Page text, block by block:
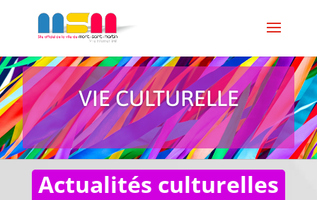
VIE CULTURELLE
Actualités culturelles